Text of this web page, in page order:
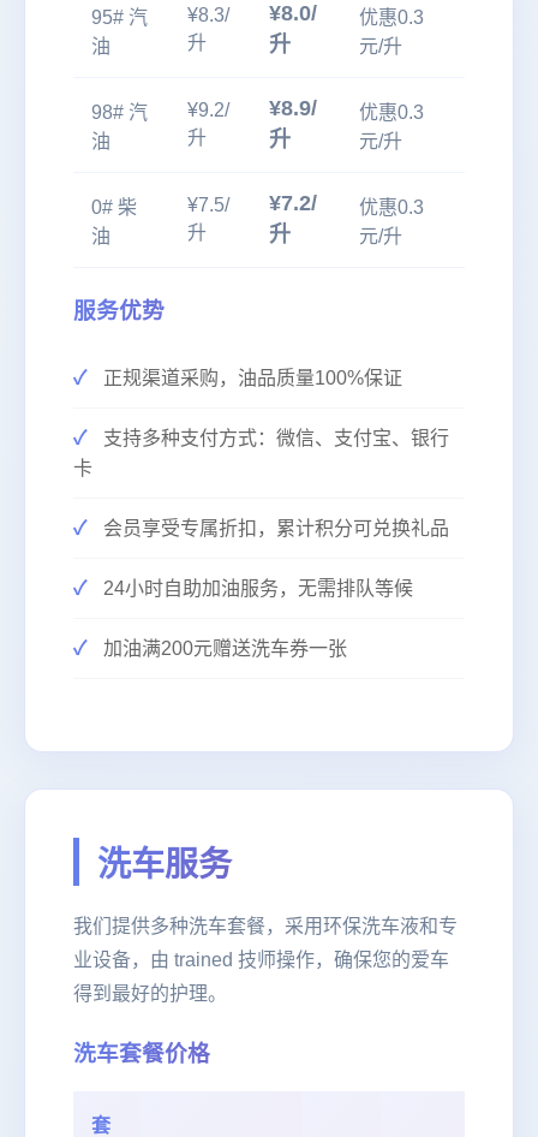
95# 汽
油
¥8.3/
升
¥8.0/
升
优惠0.3
元/升
98# 汽
油
¥9.2/
升
¥8.9/
升
优惠0.3
元/升
0# 柴
油
¥7.5/
升
¥7.2/
升
优惠0.3
元/升
服务优势
正规渠道采购，油品质量100%保证
支持多种支付方式：微信、支付宝、银行
卡
会员享受专属折扣，累计积分可兑换礼品
24小时自助加油服务，无需排队等候
加油满200元赠送洗车券一张
洗车服务
我们提供多种洗车套餐，采用环保洗车液和专
业设备，由 trained 技师操作，确保您的爱车
得到最好的护理。
洗车套餐价格
套